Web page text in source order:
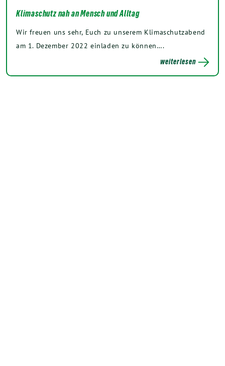
Klimaschutz nah an Mensch und Alltag
Wir freuen uns sehr, Euch zu unserem Klimaschutzabend
am 1. Dezember 2022 einladen zu können….
weiterlesen